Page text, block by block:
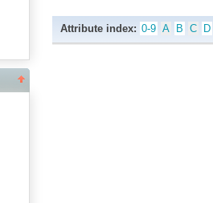
Attribute index: 0-9 A B C D